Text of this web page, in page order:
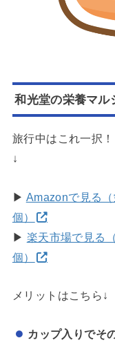
和光堂の栄養マル
旅行中はこれ一択
↓
▶ Amazonで見る
個）
▶ 楽天市場で見る
個）
メリットはこちら↓
カップ入りでそ